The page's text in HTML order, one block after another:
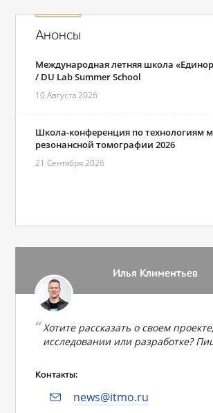
Анонсы
Международная летняя школа
/ DU Lab Summer School
10 Августа 2026
Школа-конференция по технологиям
резонансной томографии 2026
21 Сентября 2026
Илья Климентьев
Хотите рассказать о своем проекте,
исследовании или разработке?
Контакты:
news@itmo.ru